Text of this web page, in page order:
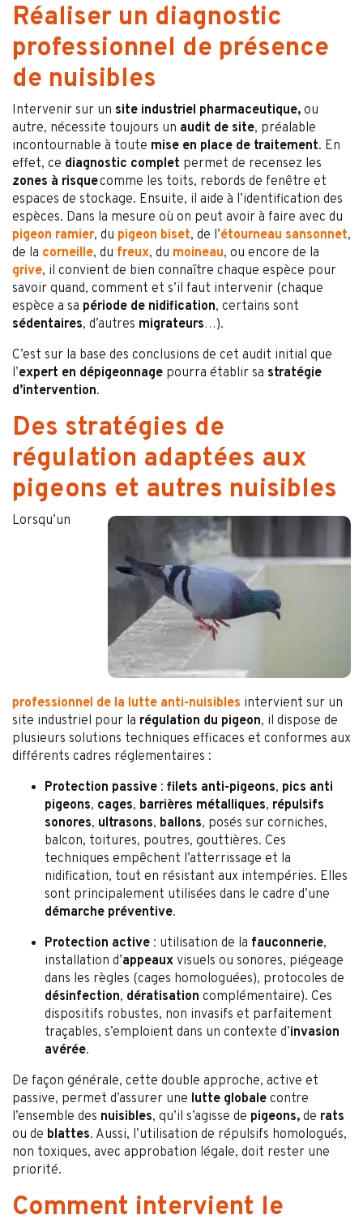
Réaliser un diagnostic
professionnel de présence
de nuisibles
Intervenir sur un site industriel pharmaceutique, ou
autre, nécessite toujours un audit de site, préalable
incontournable à toute mise en place de traitement. En
effet, ce diagnostic complet permet de recensez les
zones à risquecomme les toits, rebords de fenêtre et
espaces de stockage. Ensuite, il aide à l’identification des
espèces. Dans la mesure où on peut avoir à faire avec du
pigeon ramier, du pigeon biset, de l’étourneau sansonnet,
de la corneille, du freux, du moineau, ou encore de la
grive, il convient de bien connaître chaque espèce pour
savoir quand, comment et s’il faut intervenir (chaque
espèce a sa période de nidification, certains sont
sédentaires, d’autres migrateurs…).
C’est sur la base des conclusions de cet audit initial que
l’expert en dépigeonnage pourra établir sa stratégie
d’intervention.
Des stratégies de
régulation adaptées aux
pigeons et autres nuisibles
Lorsqu’un
professionnel de la lutte anti-nuisibles intervient sur un
site industriel pour la régulation du pigeon, il dispose de
plusieurs solutions techniques efficaces et conformes aux
différents cadres réglementaires :
Protection passive : filets anti-pigeons, pics anti
pigeons, cages, barrières métalliques, répulsifs
sonores, ultrasons, ballons, posés sur corniches,
balcon, toitures, poutres, gouttières. Ces
techniques empêchent l’atterrissage et la
nidification, tout en résistant aux intempéries. Elles
sont principalement utilisées dans le cadre d’une
démarche préventive.
Protection active : utilisation de la fauconnerie,
installation d’appeaux visuels ou sonores, piégeage
dans les règles (cages homologuées), protocoles de
désinfection, dératisation complémentaire). Ces
dispositifs robustes, non invasifs et parfaitement
traçables, s’emploient dans un contexte d’invasion
avérée.
De façon générale, cette double approche, active et
passive, permet d’assurer une lutte globale contre
l’ensemble des nuisibles, qu’il s’agisse de pigeons, de rats
ou de blattes. Aussi, l’utilisation de répulsifs homologués,
non toxiques, avec approbation légale, doit rester une
priorité.
Comment intervient le